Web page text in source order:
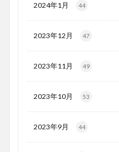
2024年1月 44
2023年12月 47
2023年11月 49
2023年10月 53
2023年9月 44